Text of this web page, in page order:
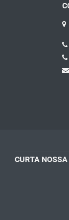
CURTA